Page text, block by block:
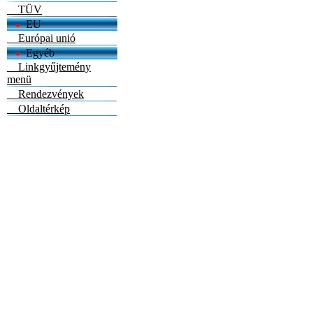
TÜV
EU
Európai unió
Egyéb
Linkgyűjtemény
menü
Rendezvények
Oldaltérkép